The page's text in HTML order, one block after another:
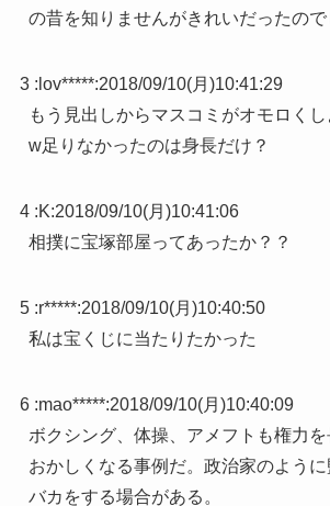
の昔を知りませんがきれいだったので
3 : lov*****:2018/09/10(月)10:41:29
もう見出しからマスコミがオモロく
w足りなかったのは身長だけ？
4 :K:2018/09/10(月)10:41:06
相撲に宝塚部屋ってあったか？？
5 :r*****:2018/09/10(月)10:40:50
私は宝くじに当たりたかった
6 :mao*****:2018/09/10(月)10:40:09
ボクシング、体操、アメフトも権力
おかしくなる事例だ。政治家のよう
バカをする場合がある。